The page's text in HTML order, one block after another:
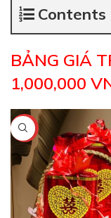
Contents
BẢNG GIÁ
1,000,000
-8%